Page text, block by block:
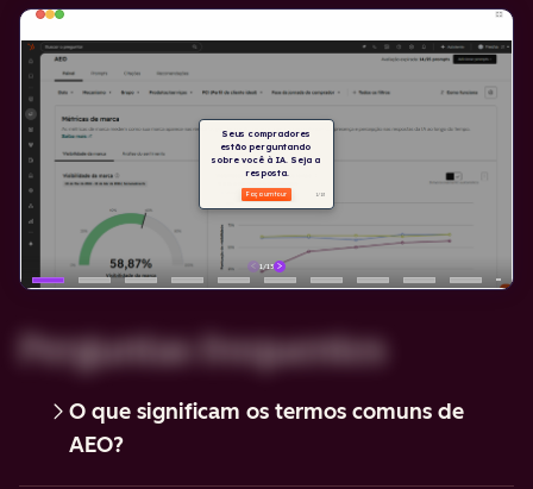
Perguntas frequentes
O que significam os termos comuns de
AEO?